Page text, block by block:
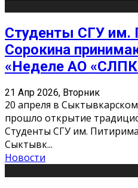
Студенты СГУ им.
Сорокина
«Неделе АО
21 Апр 2026, Вторник
20 апреля в
прошло открытие
Студенты СГУ им.
Сыктывк...
Новости